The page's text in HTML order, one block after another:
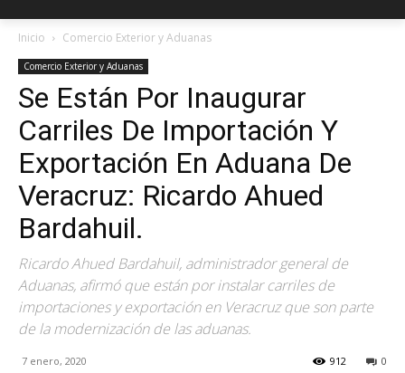
Inicio Comercio Exterior y Aduanas
Comercio Exterior y Aduanas
Se Están Por Inaugurar
Carriles De Importación Y
Exportación En Aduana De
Veracruz: Ricardo Ahued
Bardahuil.
Ricardo Ahued Bardahuil, administrador general de
Aduanas, afirmó que están por instalar carriles de
importaciones y exportación en Veracruz que son parte
de la modernización de las aduanas.
7 enero, 2020 0
912